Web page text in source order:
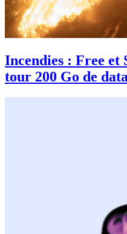
Incendies : Free
tour 200 Go de